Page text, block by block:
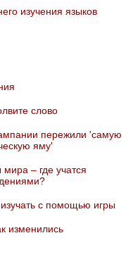
изучения языков
слово
пережили 'самую
яму'
– где учатся
с помощью игры
изменились